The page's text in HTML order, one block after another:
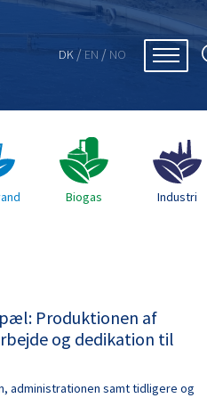
DK / EN / NO
Biogas Industri
Produktionen af
og dedikation til
administrationen samt tidligere og